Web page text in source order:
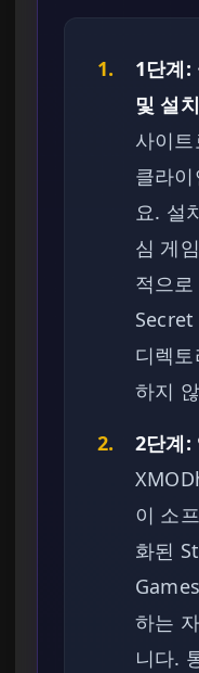
1.
1단계:
및 설
사이
클라
요. 설
심 게
적으
디렉
하지
2.
2단계:
이 소
화된
하는
니다.